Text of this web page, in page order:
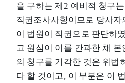
을 구하는 제2 예비적 청구
직권조사사항이므로 당사자
이 법원이 직권으로 판단하
고 원심이 이를 간과한 채
의 청구를 기각한 것은 위법
다 할 것이고, 이 부분은 이